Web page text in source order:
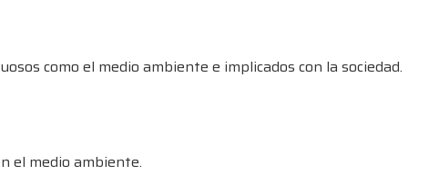
como el medio ambiente e implicados con la sociedad.
el medio ambiente.